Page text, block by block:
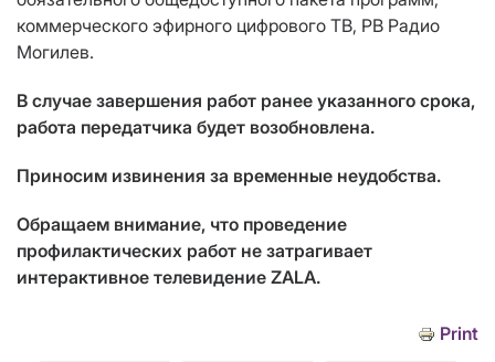
коммерческого эфирного цифрового ТВ, РВ Радио
Могилев.
В случае завершения работ ранее указанного срока,
работа передатчика будет возобновлена.
Приносим извинения за временные неудобства.
Обращаем внимание, что проведение
профилактических работ не затрагивает
интерактивное телевидение ZALA.
Print